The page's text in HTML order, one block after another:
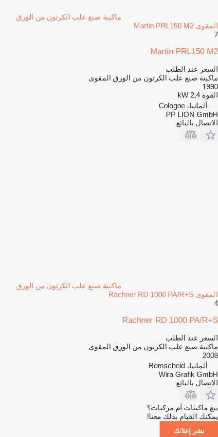
ماكينة صنع علب الكرتون من الورق
المقوى Martin PRL150 M2
7
Martin PRL150 M2
السعر عند الطلب
ماكينة صنع علب الكرتون من الورق المقوى
1990
القوة 2,4 kW
ألمانيا، Cologne
PP LION GmbH
الاتصال بالبائع
ماكينة صنع علب الكرتون من الورق
المقوى Rachner RD 1000 PA/R+S
4
Rachner RD 1000 PA/R+S
السعر عند الطلب
ماكينة صنع علب الكرتون من الورق المقوى
2008
ألمانيا، Remscheid
Wira Grafik GmbH
الاتصال بالبائع
بيع ماكينات أم مركبات؟
يمكنك القيام بذلك معنا!
نشر إعلانك